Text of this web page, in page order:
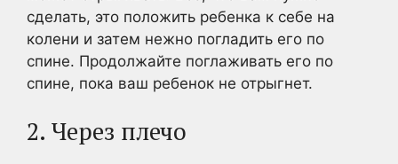
сделать, это положить ребенка к себе на
колени и затем нежно погладить его по
спине. Продолжайте поглаживать его по
спине, пока ваш ребенок не отрыгнет.
2. Через плечо